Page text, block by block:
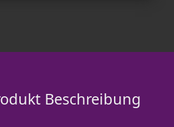
Beschreibung